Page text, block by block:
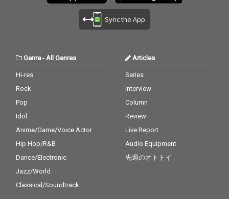
Sync the App
Genre- All Genres
Hi-res
Rock
Pop
Idol
Anime/Game/Voice Actor
Hip Hop/R&B
Dance/Electronic
Jazz/World
Classical/Soundtrack
Articles
Series
Interview
Column
Review
Live Report
Audio Equipment
先週のオトトイ